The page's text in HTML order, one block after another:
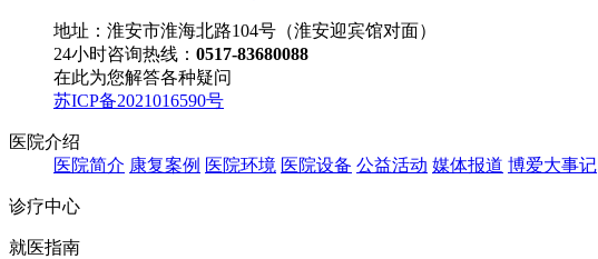
地址：淮安市淮海北路104号（淮安迎宾馆对面）
24小时咨询热线： 0517-83680088
在此为您解答各种疑问
苏ICP备2021016590号
医院介绍
医院简介 康复案例 医院环境 医院设备 公益活动 媒体报道 博爱大事记
诊疗中心
就医指南